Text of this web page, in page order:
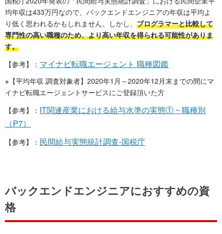
均年収は433万円なので、バックエンドエンジニアの年収は平均よ
り低く思われるかもしれません。しかし、 プログラマーと比較して
専門性の高い職種のため、より高い年収を得られる可能性がありま
す。
【参考】： マイナビ転職エージェント 職種図鑑
※【平均年収 調査対象者】2020年1月～2020年12月末までの間にマ
イナビ転職エージェントサービスにご登録頂いた方
【参考】： IT関連産業における給与水準の実態① ~ 職種別
（P7）
【参考】： 民間給与実態統計調査-国税庁
バックエンドエンジニアにおすすめの資
格